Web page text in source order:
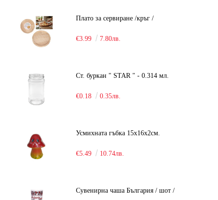
Плато за сервиране /кръг /
€3.99 7.80лв.
Ст. буркан " STAR " - 0.314 мл.
€0.18 0.35лв.
Усмихната гъбка 15х16х2см.
€5.49 10.74лв.
Сувенирна чаша България / шот /